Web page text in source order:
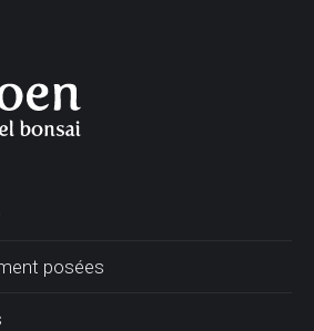
posées